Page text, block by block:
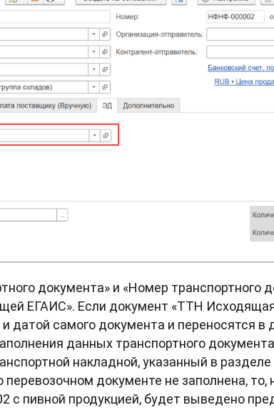
документа» и «Номер транспортного
ЕГАИС». Если документ «ТТН
датой самого документа и переносятся
данных транспортного
накладной, указанный в
документе не заполнена, то,
с пивной продукцией, будет выведено